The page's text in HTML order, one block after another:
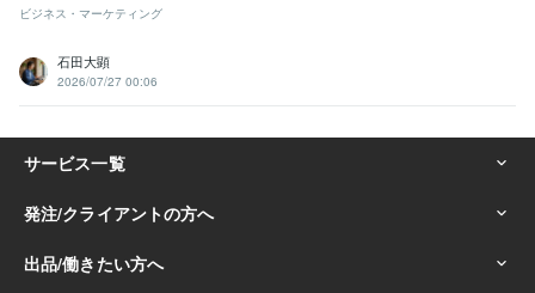
ビジネス・マーケティング
石田大顕
2026/07/27 00:06